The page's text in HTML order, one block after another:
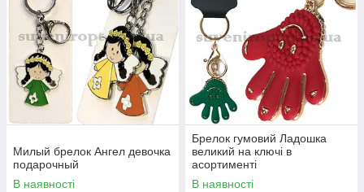
Милый брелок Ангел девочка
подарочный
В наявності
Брелок гумовий Ладошка
великий на ключі в
асортименті
В наявності